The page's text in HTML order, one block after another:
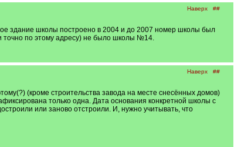
Наверх ##
здание школы построено в 2004 и до 2007 номер школы был
точно по этому адресу) не было школы №14.
Наверх ##
(кроме строительства завода на месте снесённых домов)
только одна. Дата основания конкретной школы с
или заново отстроили. И, нужно учитывать, что